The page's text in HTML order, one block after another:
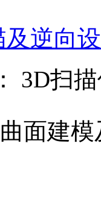
逆向
3D扫
面建